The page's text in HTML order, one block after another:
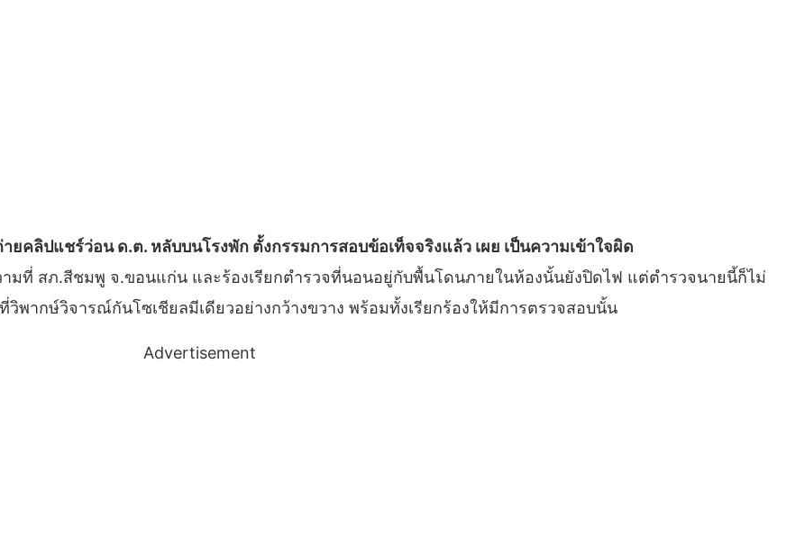
คลิปแชร์ว่อน ด.ต. หลับบนโรงพัก ตั้งกรรมการสอบข้อเท็จจริงแล้ว เผย เป็นความเข้าใจผิด
มที่ สภ.สีชมพู จ.ขอนแก่น และร้องเรียกตำรวจที่นอนอยู่กับพื้นโดนภายในห้องนั้นยังปิดไฟ แต่ตำรวจนายนี้ก็ไม่
พากษ์วิจารณ์กันโซเชียลมีเดียวอย่างกว้างขวาง พร้อมทั้งเรียกร้องให้มีการตรวจสอบนั้น
Advertisement